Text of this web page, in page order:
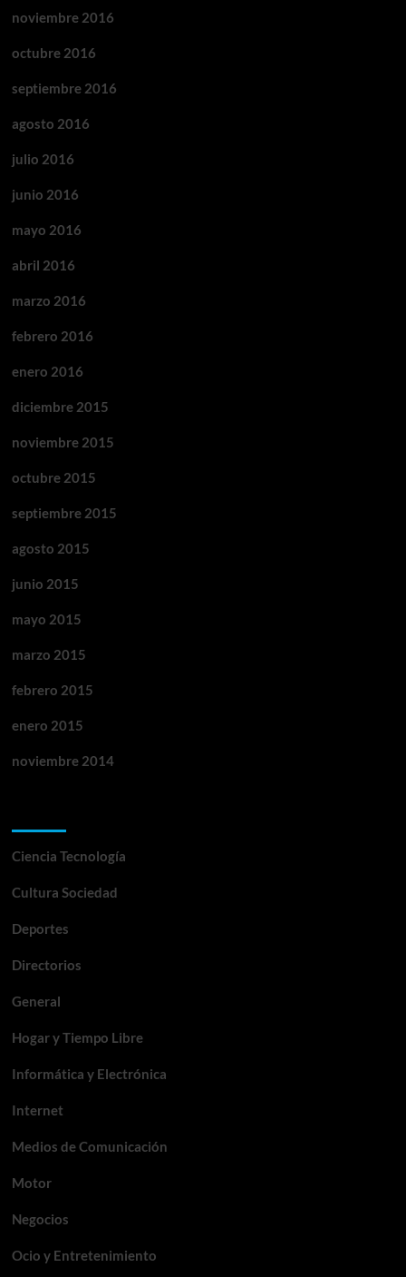
noviembre 2016
octubre 2016
septiembre 2016
agosto 2016
julio 2016
junio 2016
mayo 2016
abril 2016
marzo 2016
febrero 2016
enero 2016
diciembre 2015
noviembre 2015
octubre 2015
septiembre 2015
agosto 2015
junio 2015
mayo 2015
marzo 2015
febrero 2015
enero 2015
noviembre 2014
Ciencia Tecnología
Cultura Sociedad
Deportes
Directorios
General
Hogar y Tiempo Libre
Informática y Electrónica
Internet
Medios de Comunicación
Motor
Negocios
Ocio y Entretenimiento